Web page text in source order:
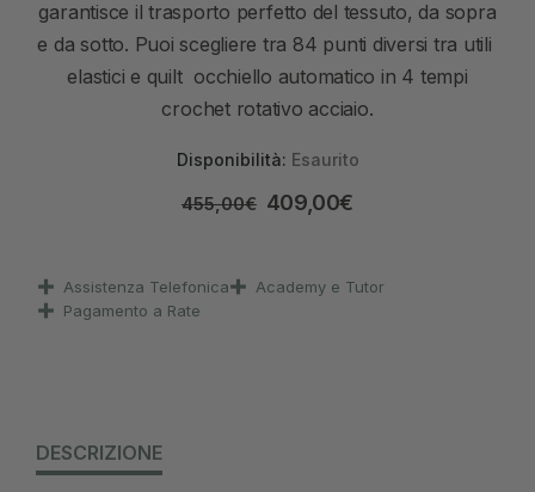
garantisce il trasporto perfetto del tessuto, da sopra
e da sotto. Puoi scegliere tra 84 punti diversi tra utili
elastici e quilt occhiello automatico in 4 tempi
crochet rotativo acciaio.
Disponibilità: Esaurito
455,00€ 409,00€
Assistenza Telefonica
Academy e Tutor
Pagamento a Rate
DESCRIZIONE